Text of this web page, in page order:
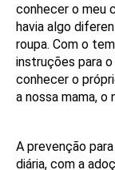
conhecer o meu
havia algo
roupa. Com o
instruções para
conhecer o
a nossa mama, o
A prevenção
diária, com a